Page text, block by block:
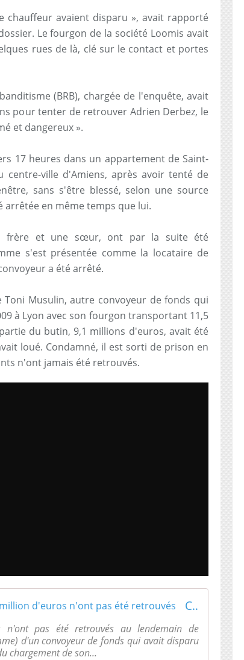
avaient disparu », avait rapporté
Le fourgon de la société Loomis avait
rues de là, clé sur le contact et portes
(BRB), chargée de l'enquête, avait
pour tenter de retrouver Adrien Derbez, le
et dangereux ».
17 heures dans un appartement de Saint-
centre-ville d'Amiens, après avoir tenté de
sans s'être blessé, selon une source
arrêtée en même temps que lui.
frère et une sœur, ont par la suite été
s'est présentée comme la locataire de
a été arrêté.
Toni Musulin, autre convoyeur de fonds qui
à Lyon avec son fourgon transportant 11,5
du butin, 9,1 millions d'euros, avait été
loué. Condamné, il est sorti de prison en
n'ont jamais été retrouvés.
Convoyeur de fonds : 1,5 million d'euros n'ont pas été retrouvés
pas été retrouvés au lendemain de
d'un convoyeur de fonds qui avait disparu
chargement de son...